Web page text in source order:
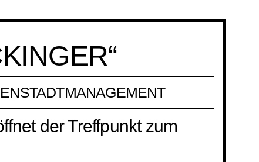
der Treffpunkt zum